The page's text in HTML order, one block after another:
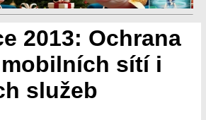
2013: Ochrana
sítí i
služeb